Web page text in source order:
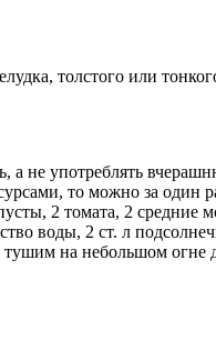
толстого или
не употреблять
то можно за один
2 томата, 2 средние
воды, 2 ст. л
на небольшом огне